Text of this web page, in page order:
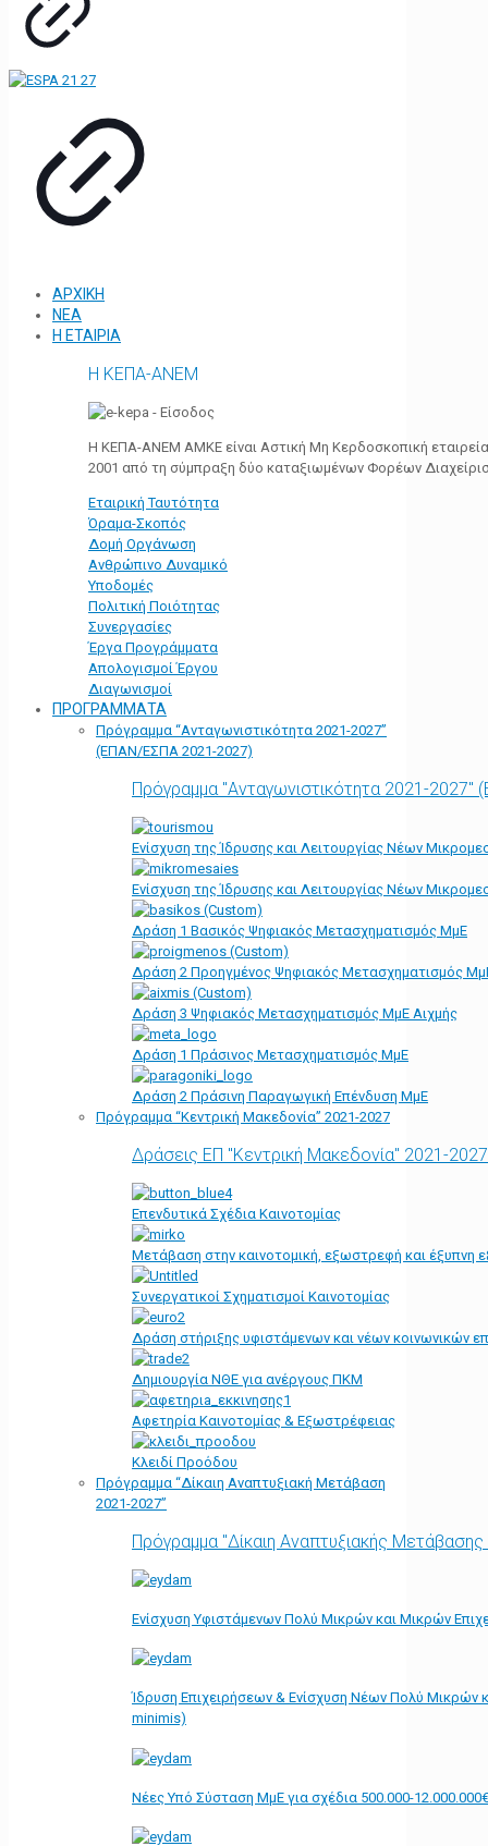
ΑΡΧΙΚΗ
ΝΕΑ
Η ΕΤΑΙΡΙΑ
Η ΚΕΠΑ-ΑΝΕΜ
Η ΚΕΠΑ-ΑΝΕΜ ΑΜΚΕ είναι Αστική Μη Κερδοσκοπική
2001 από τη σύμπραξη δύο καταξιωμένων Φορέων
Εταιρική Ταυτότητα
Όραμα-Σκοπός
Δομή Οργάνωση
Ανθρώπινο Δυναμικό
Υποδομές
Πολιτική Ποιότητας
Συνεργασίες
Έργα Προγράμματα
Απολογισμοί Έργου
Διαγωνισμοί
ΠΡΟΓΡΑΜΜΑΤΑ
Πρόγραμμα “Ανταγωνιστικότητα 2021-2027”
(ΕΠΑΝ/ΕΣΠΑ 2021-2027)
Πρόγραμμα "Ανταγωνιστικότητα 2021-
Ενίσχυση της Ίδρυσης και Λειτουργίας Νέων
Ενίσχυση της Ίδρυσης και Λειτουργίας Νέων
Δράση 1 Βασικός Ψηφιακός Μετασχηματισμός ΜμΕ
Δράση 2 Προηγμένος Ψηφιακός Μετασχηματισμός
Δράση 3 Ψηφιακός Μετασχηματισμός ΜμΕ Αιχμής
Δράση 1 Πράσινος Μετασχηματισμός ΜμΕ
Δράση 2 Πράσινη Παραγωγική Επένδυση ΜμΕ
Πρόγραμμα “Κεντρική Μακεδονία” 2021-2027
Δράσεις ΕΠ "Κεντρική Μακεδονία" 2021-2027
Επενδυτικά Σχέδια Καινοτομίας
Μετάβαση στην καινοτομική, εξωστρεφή και έξυπνη
Συνεργατικοί Σχηματισμοί Καινοτομίας
Δράση στήριξης υφιστάμενων και νέων κοινωνικών
Δημιουργία ΝΘΕ για ανέργους ΠΚΜ
Αφετηρία Kαινοτομίας & Εξωστρέφειας
Κλειδί Προόδου
Πρόγραμμα “Δίκαιη Αναπτυξιακή Μετάβαση
2021-2027”
Πρόγραμμα "Δίκαιη Αναπτυξιακής
Ενίσχυση Υφιστάμενων Πολύ Μικρών και Μικρών
Ίδρυση Επιχειρήσεων & Ενίσχυση Νέων Πολύ Μικρών
minimis)
Νέες Υπό Σύσταση ΜμΕ για σχέδια 500.000-